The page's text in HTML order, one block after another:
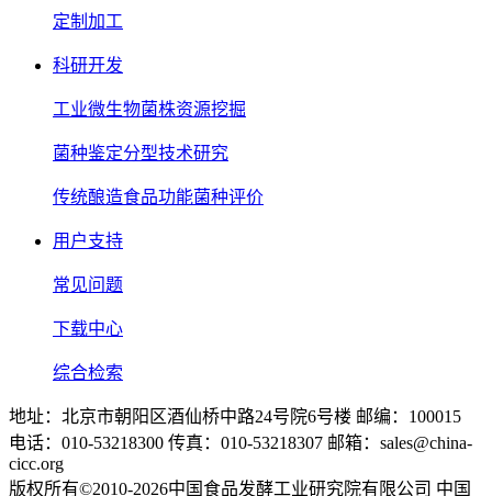
定制加工
科研开发
工业微生物菌株资源挖掘
菌种鉴定分型技术研究
传统酿造食品功能菌种评价
用户支持
常见问题
下载中心
综合检索
地址：北京市朝阳区酒仙桥中路24号院6号楼 邮编：100015
电话：010-53218300 传真：010-53218307 邮箱：sales@china-
cicc.org
版权所有©2010-2026中国食品发酵工业研究院有限公司 中国